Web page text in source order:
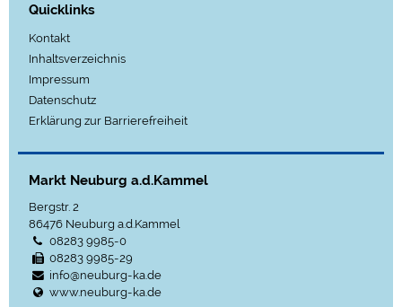
Quicklinks
Kontakt
Inhaltsverzeichnis
Impressum
Datenschutz
Erklärung zur Barrierefreiheit
Markt Neuburg a.d.Kammel
Bergstr. 2
86476 Neuburg a.d.Kammel
08283 9985-0
08283 9985-29
info@neuburg-ka.de
www.neuburg-ka.de